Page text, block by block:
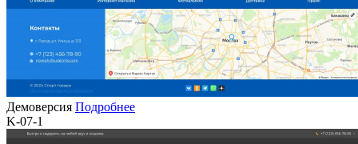
Демоверсия Подробнее
K-07-1